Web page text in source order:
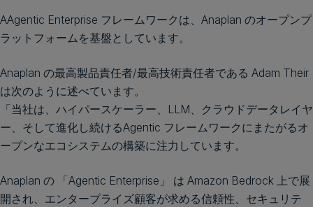
AAgentic Enterprise フレームワークは、Anaplan のオープンプ
ラットフォームを基盤としています。
Anaplan の最高製品責任者/最高技術責任者である Adam Their
は次のように述べています。
「当社は、ハイパースケーラー、LLM、クラウドデータレイヤ
ー、そして進化し続けるAgentic フレームワークにまたがるオ
ープンなエコシステムの構築に注力しています。
Anaplan の 「Agentic Enterprise」 は Amazon Bedrock 上で展
開され、エンタープライズ顧客が求める信頼性、セキュリテ